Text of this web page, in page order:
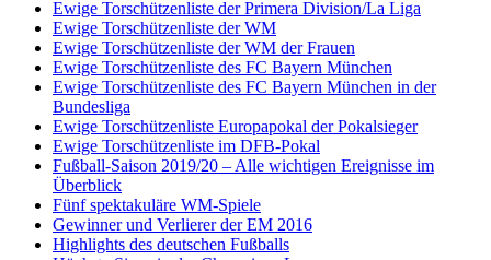
Ewige Torschützenliste der Primera Division/La Liga
Ewige Torschützenliste der WM
Ewige Torschützenliste der WM der Frauen
Ewige Torschützenliste des FC Bayern München
Ewige Torschützenliste des FC Bayern München in der
Bundesliga
Ewige Torschützenliste Europapokal der Pokalsieger
Ewige Torschützenliste im DFB-Pokal
Fußball-Saison 2019/20 – Alle wichtigen Ereignisse im
Überblick
Fünf spektakuläre WM-Spiele
Gewinner und Verlierer der EM 2016
Highlights des deutschen Fußballs